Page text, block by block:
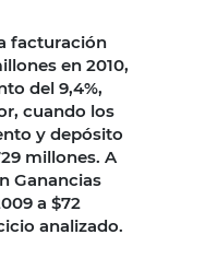
facturación
en 2010,
del 9,4%,
cuando los
y depósito
millones. A
Ganancias
a $72
analizado.